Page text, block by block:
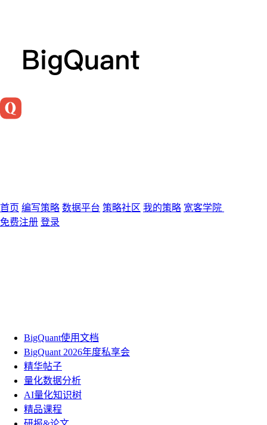
首页 编写策略 数据平台 策略社区 我的策略 宽客学院
免费注册 登录
BigQuant使用文档
BigQuant 2026年度私享会
精华帖子
量化数据分析
AI量化知识树
精品课程